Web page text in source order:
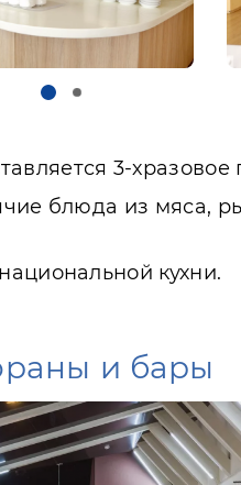
3-хразовое
блюда из мяса,
кухни.
и бары